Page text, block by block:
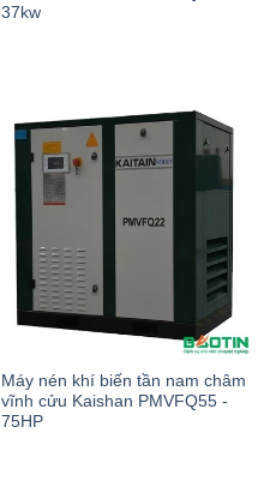
37kw
Máy nén khí biến tần nam châm
vĩnh cửu Kaishan PMVFQ55 -
75HP